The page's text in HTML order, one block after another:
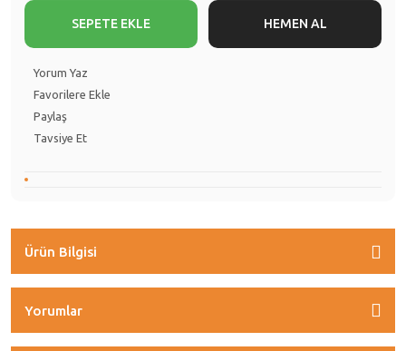
SEPETE EKLE HEMEN AL
Yorum Yaz
Paylaş
Tavsiye Et
Ürün Bilgisi
Yorumlar